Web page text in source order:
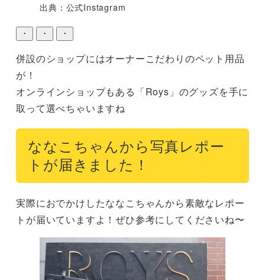
出典：公式Instagram
・ ・ ・
併設のショップにはオーナーこだわりのペット用品
が！
オンラインショップもある「Roys」のグッズを手に
取って選べちゃいますね
ななこちゃんから写真レポー
トが届きました！
実際におでかけしたななこちゃんから素敵なレポー
トが届いていますよ！ぜひ参考にしてくださいね〜